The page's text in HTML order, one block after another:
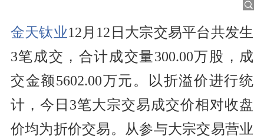
金天钛业12月12日大宗交易平台共发生
3笔成交，合计成交量300.00万股，成
交金额5602.00万元。以折溢价进行统
计，今日3笔大宗交易成交价相对收盘
价均为折价交易。从参与大宗交易营业